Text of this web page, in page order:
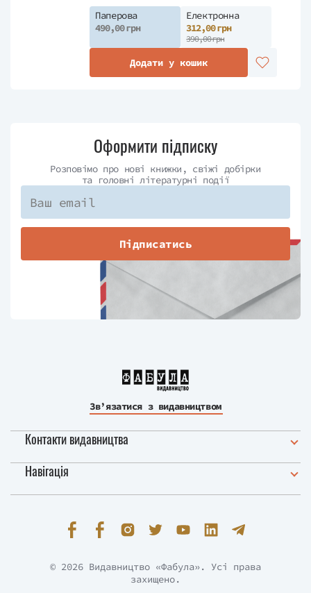
Паперова
490,00 грн
Електронна
312,00 грн
390,00 грн
Додати у кошик
Оформити підписку
Розповімо про нові книжки, свіжі добірки
та головні літературні події
Підписатись
Зв’язатися з видавництвом
Контакти видавництва
Навігація
© 2026 Видавництво «Фабула». Усі права
захищено.